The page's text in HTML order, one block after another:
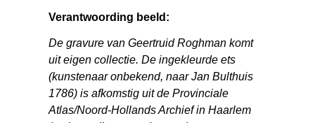
Verantwoording beeld:
De gravure van Geertruid Roghman komt
uit eigen collectie. De ingekleurde ets
(kunstenaar onbekend, naar Jan Bulthuis
1786) is afkomstig uit de Provinciale
Atlas/Noord-Hollands Archief in Haarlem